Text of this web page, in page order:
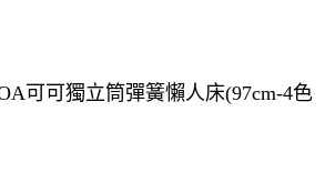
可可獨立筒彈簧懶人床(97cm-4色